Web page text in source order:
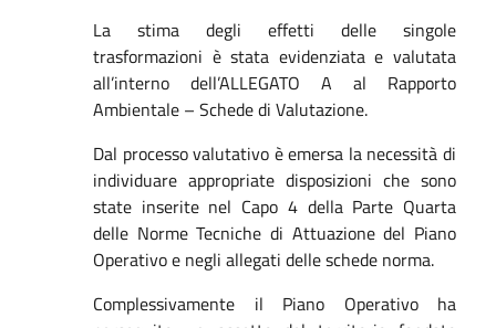
La stima degli effetti delle singole
trasformazioni è stata evidenziata e valutata
all’interno dell’ALLEGATO A al Rapporto
Ambientale – Schede di Valutazione.
Dal processo valutativo è emersa la necessità di
individuare appropriate disposizioni che sono
state inserite nel Capo 4 della Parte Quarta
delle Norme Tecniche di Attuazione del Piano
Operativo e negli allegati delle schede norma.
Complessivamente il Piano Operativo ha